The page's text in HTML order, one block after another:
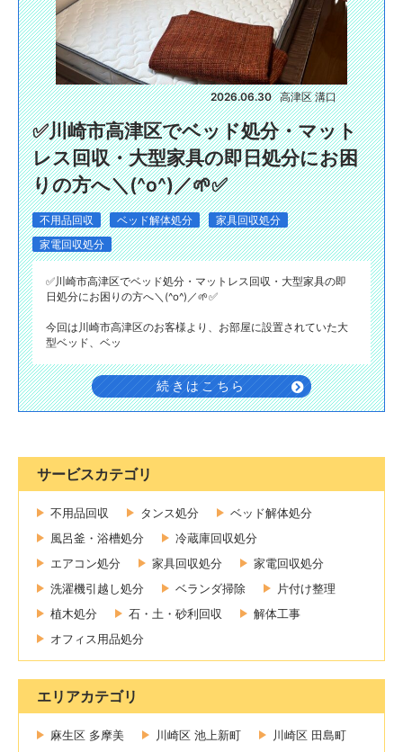
2026.06.30 高津区 溝口
✅️川崎市高津区でベッド処分・マット
レス回収・大型家具の即日処分にお困
りの方へ＼(^o^)／🌱✅️
不用品回収 ベッド解体処分
家具回収処分
家電回収処分
✅️川崎市高津区でベッド処分・マットレス回収・大型家具の即
日処分にお困りの方へ＼(^o^)／🌱✅️
今回は川崎市高津区のお客様より、お部屋に設置されていた大
型ベッド、ベッ
続きはこちら
サービスカテゴリ
不用品回収 タンス処分
ベッド解体処分
風呂釜・浴槽処分
冷蔵庫回収処分
エアコン処分
家具回収処分
家電回収処分
洗濯機引越し処分
ベランダ掃除
片付け整理
植木処分
石・土・砂利回収
解体工事
オフィス用品処分
エリアカテゴリ
麻生区 多摩美 川崎区 池上新町
川崎区 田島町